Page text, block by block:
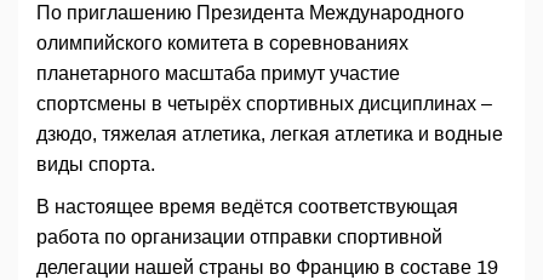
По приглашению Президента Международного
олимпийского комитета в соревнованиях
планетарного масштаба примут участие
спортсмены в четырёх спортивных дисциплинах –
дзюдо, тяжелая атлетика, легкая атлетика и водные
виды спорта.
В настоящее время ведётся соответствующая
работа по организации отправки спортивной
делегации нашей страны во Францию в составе 19